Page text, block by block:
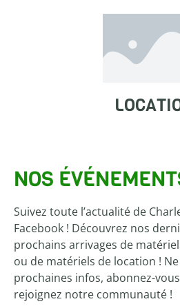
NOS
Suivez toute l’actualité de
Facebook ! Découvrez nos
prochains arrivages de
ou de matériels de location !
prochaines infos, abonnez-
rejoignez notre communauté !